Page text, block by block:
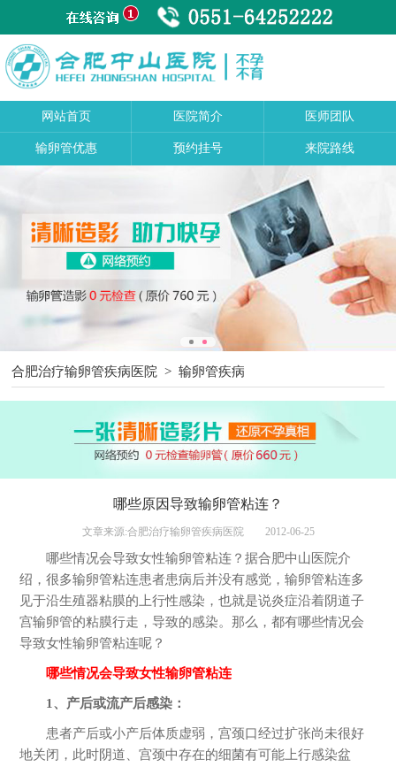
网站首页 医院简介 医师团队
输卵管优惠 预约挂号 来院路线
合肥治疗输卵管疾病医院 >输卵管疾病
哪些原因导致输卵管粘连？
文章来源:合肥治疗输卵管疾病医院 2012-06-25
哪些情况会导致女性输卵管粘连？据合肥中山医院介
绍，很多输卵管粘连患者患病后并没有感觉，输卵管粘连多
见于沿生殖器粘膜的上行性感染，也就是说炎症沿着阴道子
宫输卵管的粘膜行走，导致的感染。那么，都有哪些情况会
导致女性输卵管粘连呢？
哪些情况会导致女性输卵管粘连
1、产后或流产后感染：
患者产后或小产后体质虚弱，宫颈口经过扩张尚未很好
地关闭，此时阴道、宫颈中存在的细菌有可能上行感染盆